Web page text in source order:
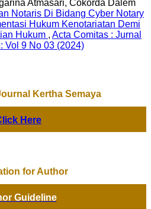
Atmasari, Cokorda Dalem
Notaris Di Bidang Cyber Notary
Hukum Kenotariatan Demi
Hukum , Acta Comitas : Jurnal
Vol 9 No 03 (2024)
Kertha Semaya
Here
for Author
Guideline